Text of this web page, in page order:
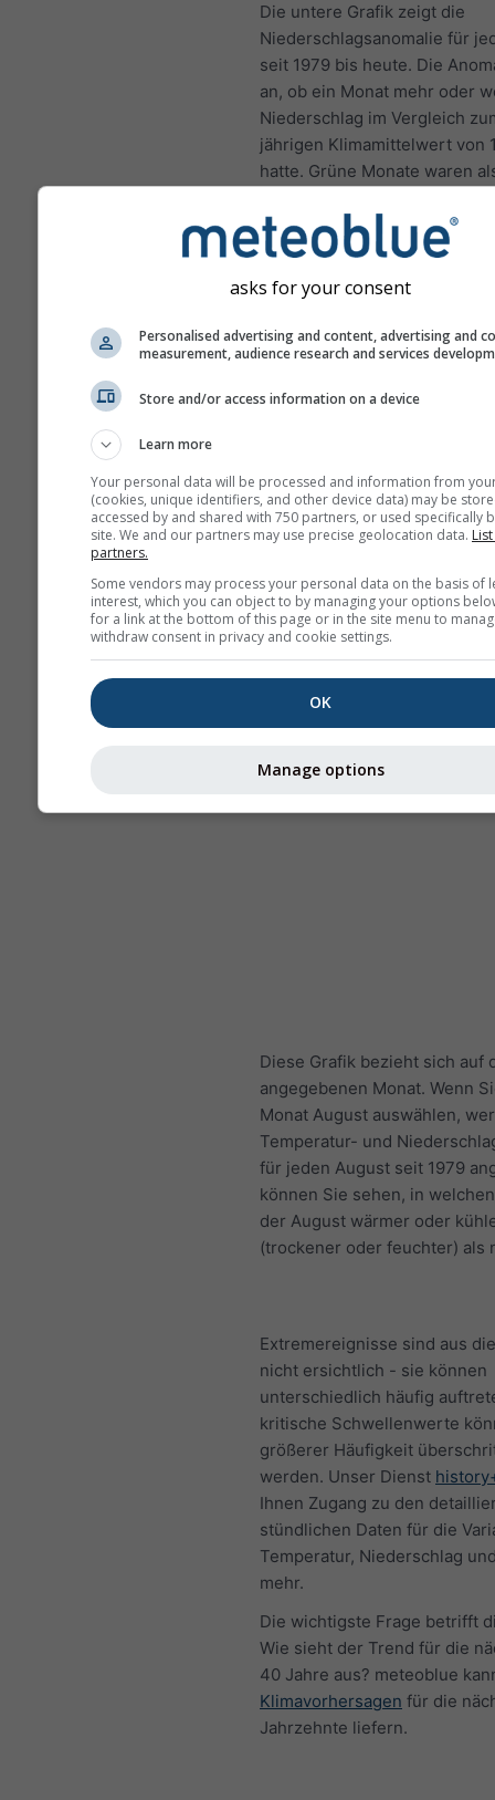
Die untere Grafik zeigt die
Niederschlagsanomalie für
seit 1979 bis heute. Die
an, ob ein Monat mehr oder
Niederschlag im Vergleich
jährigen Klimamittelwert von
hatte. Grüne Monate waren
normal.
Klimawandel - Sorède
und
May Jun Jul
Diese Grafik bezieht sich auf
angegebenen Monat. Wenn
Monat August auswählen,
Temperatur- und
für jeden August seit 1979
können Sie sehen, in
der August wärmer oder
(trockener oder feuchter) als
Extremereignisse sind aus
nicht ersichtlich - sie können
unterschiedlich häufig
kritische Schwellenwerte
größerer Häufigkeit
werden. Unser Dienst
Ihnen Zugang zu den
stündlichen Daten für die
Temperatur, Niederschlag
mehr.
Die wichtigste Frage betrifft
Wie sieht der Trend für die
40 Jahre aus? meteoblue
Klimavorhersagen für die
Jahrzehnte liefern.
asks for your consent
Personalised advertising and content, advertising and
measurement, audience research and services
Store and/or access information on a device
Learn more
Your personal data will be processed and information from
(cookies, unique identifiers, and other device data) may be
accessed by and shared with 750 partners, or used specifically
site. We and our partners may use precise geolocation data.
partners.
Some vendors may process your personal data on the basis of
interest, which you can object to by managing your options
for a link at the bottom of this page or in the site menu to
withdraw consent in privacy and cookie settings.
OK
Manage options